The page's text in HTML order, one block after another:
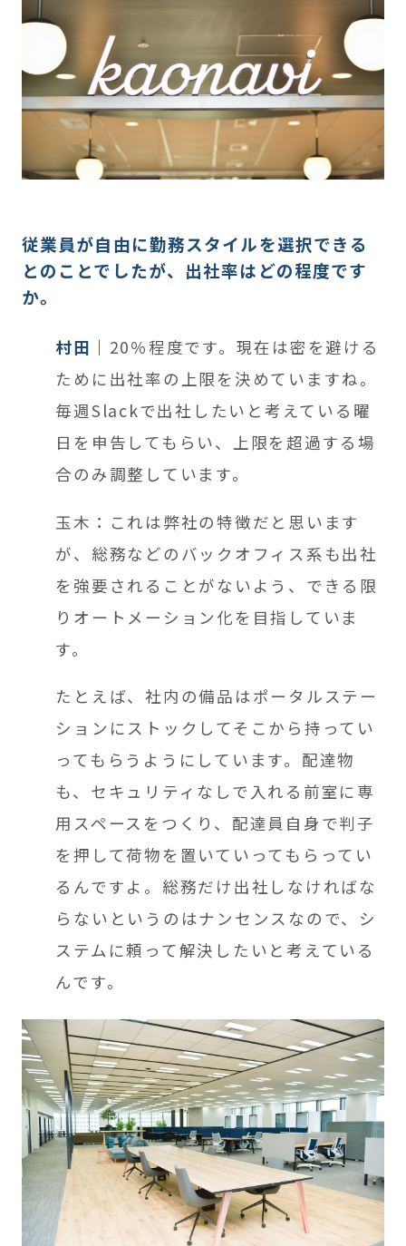
従業員が自由に勤務スタイルを選択できる
とのことでしたが、出社率はどの程度です
か。
村田
20％程度です。現在は密を避ける
ために出社率の上限を決めていますね。
毎週Slackで出社したいと考えている曜
日を申告してもらい、上限を超過する場
合のみ調整しています。
玉木：これは弊社の特徴だと思います
が、総務などのバックオフィス系も出社
を強要されることがないよう、できる限
りオートメーション化を目指していま
す。
たとえば、社内の備品はポータルステー
ションにストックしてそこから持ってい
ってもらうようにしています。配達物
も、セキュリティなしで入れる前室に専
用スペースをつくり、配達員自身で判子
を押して荷物を置いていってもらってい
るんですよ。総務だけ出社しなければな
らないというのはナンセンスなので、シ
ステムに頼って解決したいと考えている
んです。